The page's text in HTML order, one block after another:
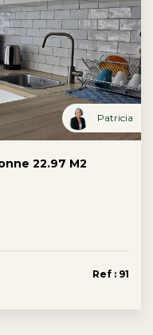
Patricia
22.97 M2
Ref : 91